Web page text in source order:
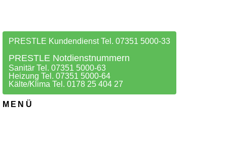
PRESTLE Kundendienst Tel. 07351 5000-33
PRESTLE Notdienstnummern
Sanitär Tel. 07351 5000-63
Heizung Tel. 07351 5000-64
Kälte/Klima Tel. 0178 25 404 27
MENÜ